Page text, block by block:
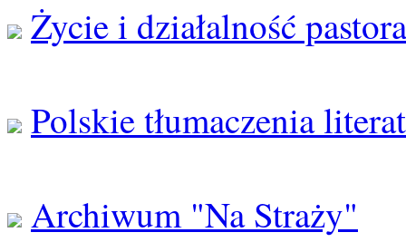
Życie i działalność
Polskie tłumaczenia
Archiwum "Na Straży"